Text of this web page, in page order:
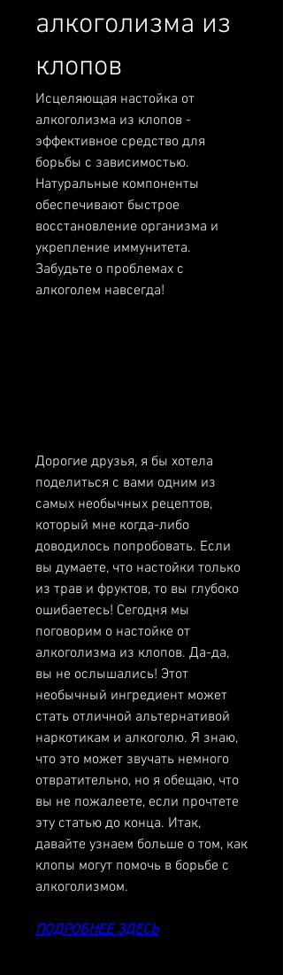
алкоголизма из
клопов
Исцеляющая настойка от
алкоголизма из клопов -
эффективное средство для
борьбы с зависимостью.
Натуральные компоненты
обеспечивают быстрое
восстановление организма и
укрепление иммунитета.
Забудьте о проблемах с
алкоголем навсегда!
Дорогие друзья, я бы хотела
поделиться с вами одним из
самых необычных рецептов,
который мне когда-либо
доводилось попробовать. Если
вы думаете, что настойки только
из трав и фруктов, то вы глубоко
ошибаетесь! Сегодня мы
поговорим о настойке от
алкоголизма из клопов. Да-да,
вы не ослышались! Этот
необычный ингредиент может
стать отличной альтернативой
наркотикам и алкоголю. Я знаю,
что это может звучать немного
отвратительно, но я обещаю, что
вы не пожалеете, если прочтете
эту статью до конца. Итак,
давайте узнаем больше о том, как
клопы могут помочь в борьбе с
алкоголизмом.
ПОДРОБНЕЕ ЗДЕСЬ